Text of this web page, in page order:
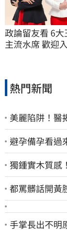
政論留友看 6
主流水席 歡迎
熱門新聞
美麗陷阱！醫
避孕備孕看過
獨鍾實木質感
都罵髒話開黃
手掌長出不